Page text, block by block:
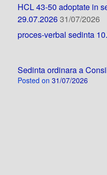
HCL 43-50 adoptate in
29.07.202631/07/2026
proces-verbal sedinta
Sedinta ordinara a
Posted on 31/07/2026